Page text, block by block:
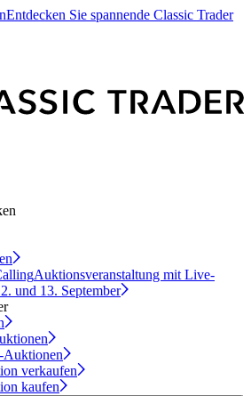
Entdecken Sie spannende Classic Trader
Auktionsveranstaltung mit Live-
und 13. September
Auktionen
verkaufen
kaufen